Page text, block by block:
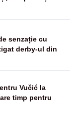
senzație cu
derby-ul din
Vučić la
timp pentru